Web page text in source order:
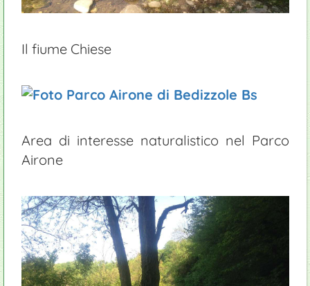
Il fiume Chiese
Area di interesse naturalistico nel Parco
Airone